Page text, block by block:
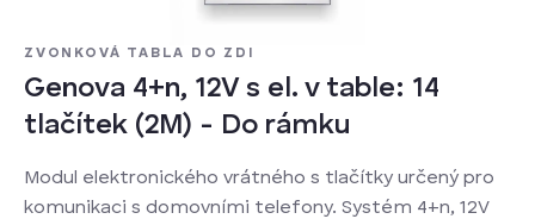
ZVONKOVÁ TABLA DO ZDI
Genova 4+n, 12V s el. v table: 14
tlačítek (2M) - Do rámku
Modul elektronického vrátného s tlačítky určený pro
komunikaci s domovními telefony. Systém 4+n, 12V